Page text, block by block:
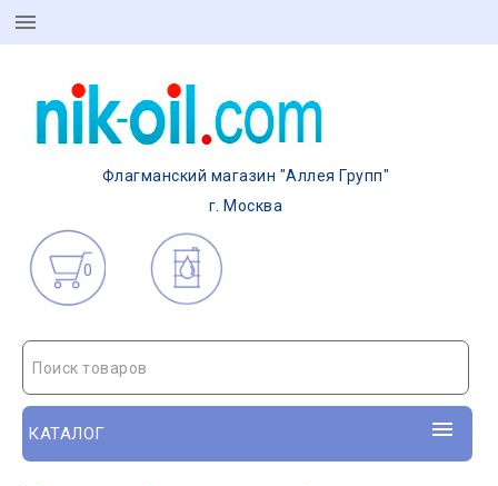
Флагманский магазин "Аллея Групп"
г. Москва
0
Поиск товаров
КАТАЛОГ